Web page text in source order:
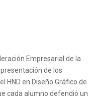
Empresarial de la
de los
HND en Diseño Gráfico de
cada alumno defendió un